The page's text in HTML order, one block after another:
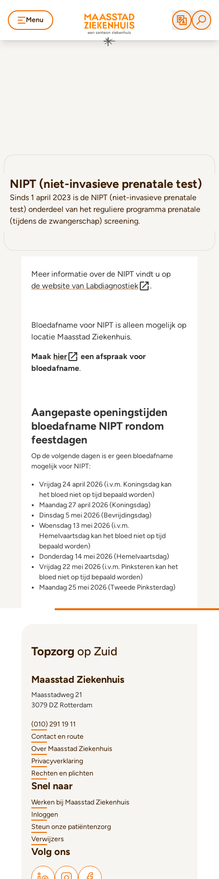
Menu
NIPT (niet-invasieve prenatale test)
Sinds 1 april 2023 is de NIPT (niet-invasieve prenatale
test) onderdeel van het reguliere programma prenatale
(tijdens de zwangerschap) screening.
Meer informatie over de NIPT vindt u op
de website van Labdiagnostiek
.
Bloedafname voor NIPT is alleen mogelijk op
locatie Maasstad Ziekenhuis.
Maak hier
een afspraak voor
bloedafname.
Aangepaste openingstijden
bloedafname NIPT rondom
feestdagen
Op de volgende dagen is er geen bloedafname
mogelijk voor NIPT:
Vrijdag 24 april 2026 (i.v.m. Koningsdag kan
het bloed niet op tijd bepaald worden)
Maandag 27 april 2026 (Koningsdag)
Dinsdag 5 mei 2026 (Bevrijdingsdag)
Woensdag 13 mei 2026 (i.v.m.
Hemelvaartsdag kan het bloed niet op tijd
bepaald worden)
Donderdag 14 mei 2026 (Hemelvaartsdag)
Vrijdag 22 mei 2026 (i.v.m. Pinksteren kan het
bloed niet op tijd bepaald worden)
Maandag 25 mei 2026 (Tweede Pinksterdag)
Topzorg op Zuid
Maasstad Ziekenhuis
Maasstadweg 21
3079 DZ Rotterdam
(010) 291 19 11
Contact en route
Over Maasstad Ziekenhuis
Privacyverklaring
Rechten en plichten
Snel naar
Werken bij Maasstad Ziekenhuis
Inloggen
Steun onze patiëntenzorg
Verwijzers
Volg ons